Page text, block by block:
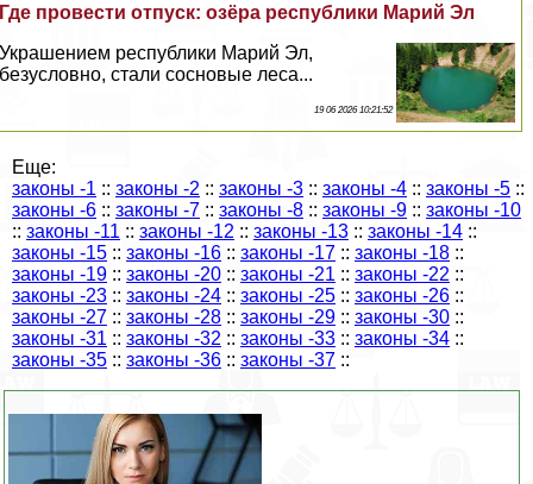
Где провести отпуск: озёра республики Марий Эл
Украшением республики Марий Эл,
безусловно, стали сосновые леса...
19 06 2026 10:21:52
Еще:
законы -1 :: законы -2 :: законы -3 :: законы -4 :: законы -5 ::
законы -6 :: законы -7 :: законы -8 :: законы -9 :: законы -10
:: законы -11 :: законы -12 :: законы -13 :: законы -14 ::
законы -15 :: законы -16 :: законы -17 :: законы -18 ::
законы -19 :: законы -20 :: законы -21 :: законы -22 ::
законы -23 :: законы -24 :: законы -25 :: законы -26 ::
законы -27 :: законы -28 :: законы -29 :: законы -30 ::
законы -31 :: законы -32 :: законы -33 :: законы -34 ::
законы -35 :: законы -36 :: законы -37 ::